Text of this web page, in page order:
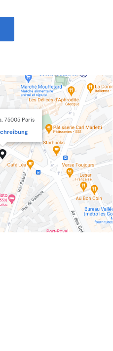
75005 Paris